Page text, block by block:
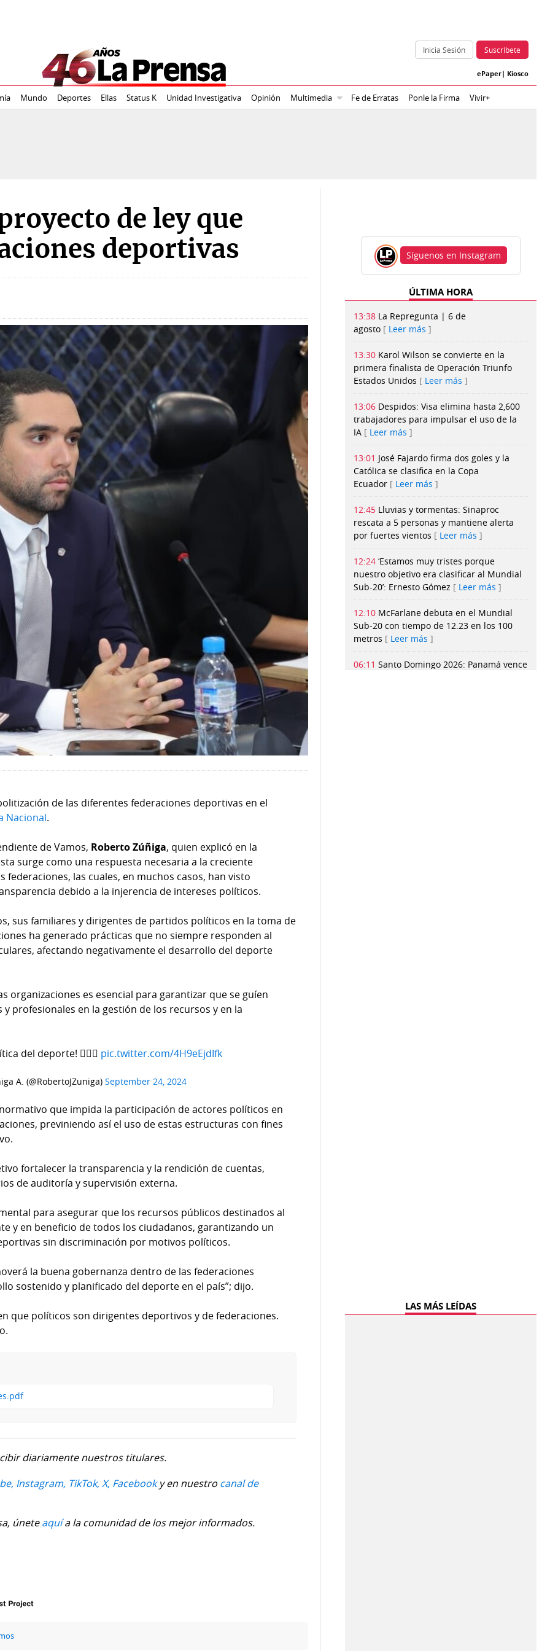
Inicia Sesión Suscríbete
ePaper| Kiosco
Mundo Deportes Ellas Status K Unidad Investigativa Opinión Multimedia Fe de Erratas Ponle la Firma Vivir+
de ley que
deportivas
de las diferentes federaciones deportivas en el
Nacional.
de Vamos, Roberto Zúñiga, quien explicó en la
surge como una respuesta necesaria a la creciente
las cuales, en muchos casos, han visto
debido a la injerencia de intereses políticos.
sus familiares y dirigentes de partidos políticos en la toma de
ha generado prácticas que no siempre responden al
afectando negativamente el desarrollo del deporte
organizaciones es esencial para garantizar que se guíen
profesionales en la gestión de los recursos y en la
del deporte! ⛹🏻‍♂️ pic.twitter.com/4H9eEjdIfk
A. (@RobertoJZuniga)September 24, 2024
que impida la participación de actores políticos en
previniendo así el uso de estas estructuras con fines
fortalecer la transparencia y la rendición de cuentas,
de auditoría y supervisión externa.
para asegurar que los recursos públicos destinados al
y en beneficio de todos los ciudadanos, garantizando un
sin discriminación por motivos políticos.
la buena gobernanza dentro de las federaciones
sostenido y planificado del deporte en el país”; dijo.
que políticos son dirigentes deportivos y de federaciones.
diariamente nuestros titulares.
Instagram, TikTok, X, Facebooky en nuestro canal de
úneteaquía la comunidad de los mejor informados.
Síguenos en Instagram
ÚLTIMA HORA
13:38 La Repregunta | 6 de
agosto
Leer más
13:30 Karol Wilson se convierte en la
primera finalista de Operación Triunfo
Estados Unidos
Leer más
13:06 Despidos: Visa elimina hasta 2,600
trabajadores para impulsar el uso de la
IA
Leer más
13:01 José Fajardo firma dos goles y la
Católica se clasifica en la Copa
Ecuador
Leer más
12:45 Lluvias y tormentas: Sinaproc
rescata a 5 personas y mantiene alerta
por fuertes vientos
Leer más
12:24 ‘Estamos muy tristes porque
nuestro objetivo era clasificar al Mundial
Sub-20’: Ernesto Gómez
Leer más
12:10 McFarlane debuta en el Mundial
Sub-20 con tiempo de 12.23 en los 100
metros
Leer más
06:11 Santo Domingo 2026: Panamá vence
LAS MÁS LEÍDAS